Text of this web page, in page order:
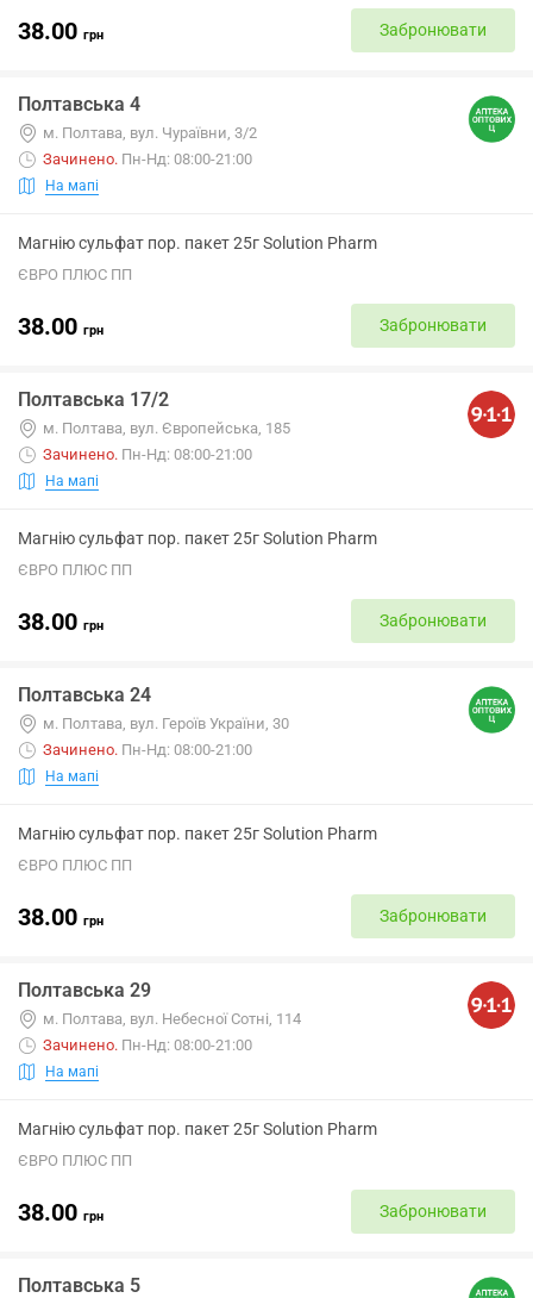
38.00 грн Забронювати
Полтавська 4
м. Полтава, вул. Чураївни, 3/2
Зачинено. Пн-Нд: 08:00-21:00
На мапі
Магнію сульфат пор. пакет 25г Solution Pharm
ЄВРО ПЛЮС ПП
38.00 грн Забронювати
Полтавська 17/2
м. Полтава, вул. Європейська, 185
Зачинено. Пн-Нд: 08:00-21:00
На мапі
Магнію сульфат пор. пакет 25г Solution Pharm
ЄВРО ПЛЮС ПП
38.00 грн Забронювати
Полтавська 24
м. Полтава, вул. Героїв України, 30
Зачинено. Пн-Нд: 08:00-21:00
На мапі
Магнію сульфат пор. пакет 25г Solution Pharm
ЄВРО ПЛЮС ПП
38.00 грн Забронювати
Полтавська 29
м. Полтава, вул. Небесної Сотні, 114
Зачинено. Пн-Нд: 08:00-21:00
На мапі
Магнію сульфат пор. пакет 25г Solution Pharm
ЄВРО ПЛЮС ПП
38.00 грн Забронювати
Полтавська 5